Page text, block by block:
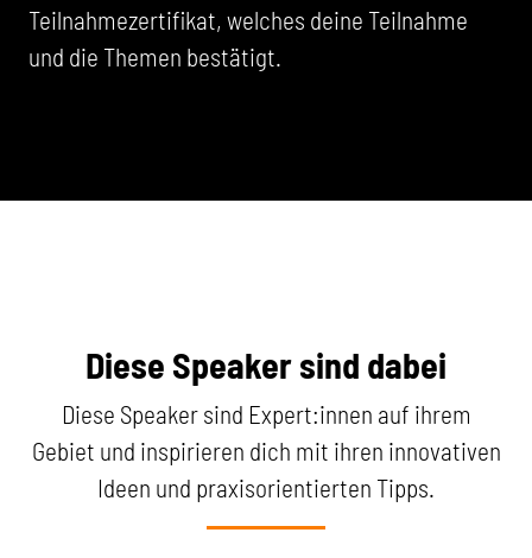
Teilnahmezertifikat, welches deine Teilnahme
und die Themen bestätigt.
Diese Speaker sind dabei
Diese Speaker sind Expert:innen auf ihrem
Gebiet und inspirieren dich mit ihren innovativen
Ideen und praxisorientierten Tipps.